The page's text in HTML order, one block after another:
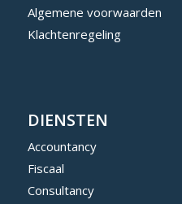
Algemene voorwaarden
Klachtenregeling
DIENSTEN
Accountancy
Fiscaal
Consultancy